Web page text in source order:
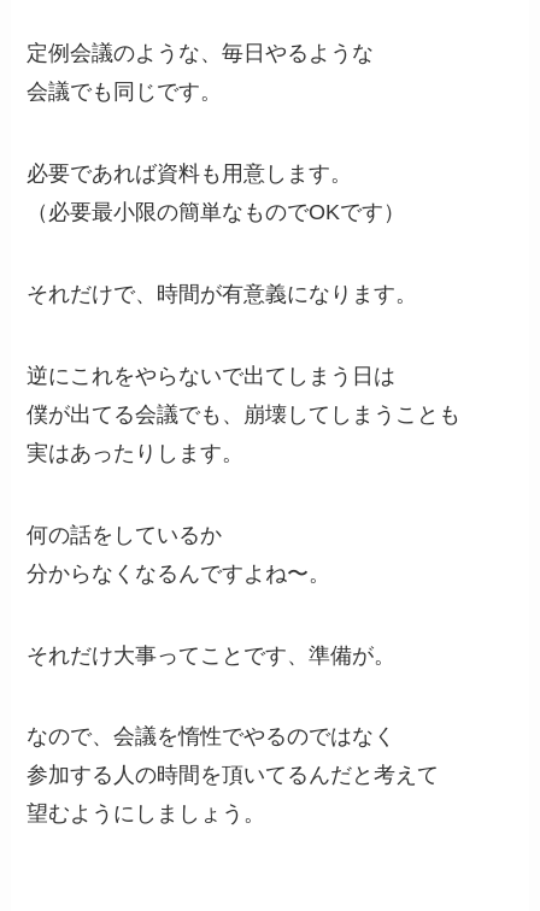
定例会議のような、毎日やるような
会議でも同じです。
必要であれば資料も用意します。
（必要最小限の簡単なものでOKです）
それだけで、時間が有意義になります。
逆にこれをやらないで出てしまう日は
僕が出てる会議でも、崩壊してしまうことも
実はあったりします。
何の話をしているか
分からなくなるんですよね〜。
それだけ大事ってことです、準備が。
なので、会議を惰性でやるのではなく
参加する人の時間を頂いてるんだと考えて
望むようにしましょう。